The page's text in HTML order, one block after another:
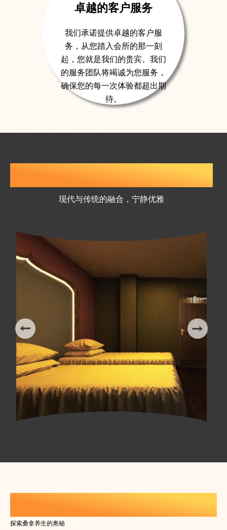
卓越的客户服务
我们承诺提供卓越的客户服
务，从您踏入会所的那一刻
起，您就是我们的贵宾。我们
的服务团队将竭诚为您服务，
确保您的每一次体验都超出期
待。
会馆优美的环境
现代与传统的融合，宁静优雅
休闲生活养生知识
探索桑拿养生的奥秘